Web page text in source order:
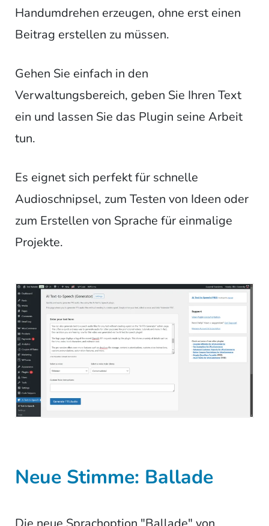
Handumdrehen erzeugen, ohne erst einen
Beitrag erstellen zu müssen.
Gehen Sie einfach in den
Verwaltungsbereich, geben Sie Ihren Text
ein und lassen Sie das Plugin seine Arbeit
tun.
Es eignet sich perfekt für schnelle
Audioschnipsel, zum Testen von Ideen oder
zum Erstellen von Sprache für einmalige
Projekte.
Neue Stimme: Ballade